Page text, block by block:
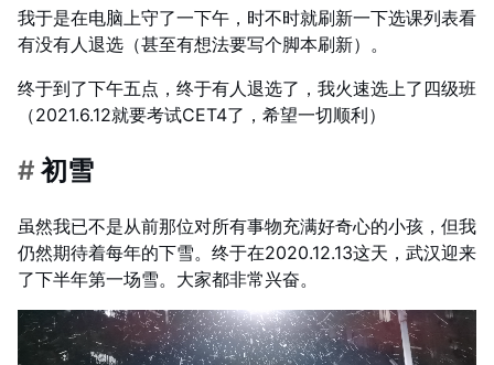
我于是在电脑上守了一下午，时不时就刷新一下选课列表看
有没有人退选（甚至有想法要写个脚本刷新）。
终于到了下午五点，终于有人退选了，我火速选上了四级班
（2021.6.12就要考试CET4了，希望一切顺利）
# 初雪
虽然我已不是从前那位对所有事物充满好奇心的小孩，但我
仍然期待着每年的下雪。终于在2020.12.13这天，武汉迎来
了下半年第一场雪。大家都非常兴奋。